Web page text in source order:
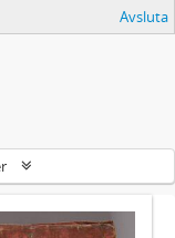
Avsluta